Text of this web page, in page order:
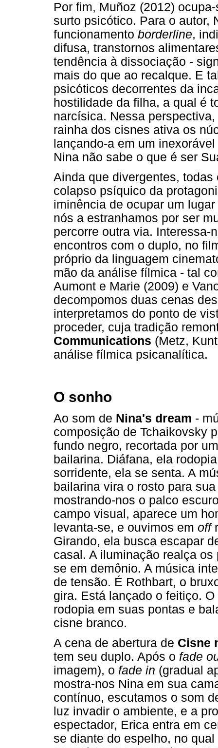
Por fim, Muñoz (2012)
surto psicótico. Para o autor,
funcionamento borderline,
difusa, transtornos
tendência à dissociação -
mais do que ao recalque. E
psicóticos decorrentes da
hostilidade da filha, a qual é
narcísica. Nessa
rainha dos cisnes ativa os
lançando-a em um
Nina não sabe o que é ser
Ainda que divergentes,
colapso psíquico da
iminência de ocupar um
nós a estranhamos por ser
percorre outra via. Interessa-
encontros com o duplo, no
próprio da linguagem
mão da análise fílmica - tal
Aumont e Marie (2009) e
decompomos duas cenas
interpretamos do ponto de
proceder, cuja tradição
Communications (Metz,
análise fílmica psicanalítica.
O sonho
Ao som de Nina's dream -
composição de Tchaikovsky
fundo negro, recortada por
bailarina. Diáfana, ela
sorridente, ela se senta. A
bailarina vira o rosto para
mostrando-nos o palco
campo visual, aparece um
levanta-se, e ouvimos em off
Girando, ela busca escapar
casal. A iluminação realça
se em demônio. A música
de tensão. É Rothbart, o
gira. Está lançado o feitiço.
rodopia em suas pontas e
cisne branco.
A cena de abertura de Cisne
tem seu duplo. Após o fade
imagem), o fade in (gradual
mostra-nos Nina em sua
contínuo, escutamos o som
luz invadir o ambiente, e a
espectador, Erica entra em
se diante do espelho, no